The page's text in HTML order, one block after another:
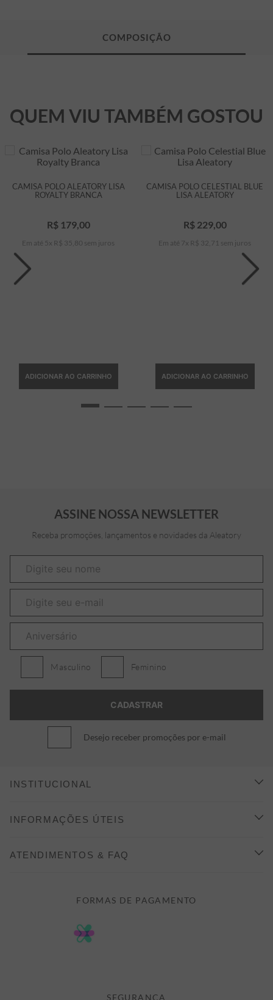
QUEM VIU TAMBÉM GOSTOU
CAMISA POLO ALEATORY LISA
ROYALTY BRANCA
R$ 179,00
Em até 5 x R$ 35 80 sem juros
ADICIONAR AO CARRINHO
CAMISA POLO CELESTIAL BLUE
LISA ALEATORY
R$ 229,00
Em até 7 x R$ 32 71 sem juros
ADICIONAR AO CARRINHO
ASSINE NOSSA NEWSLETTER
Receba promoções, lançamentos e novidades da Aleatory
Masculino Feminino
Desejo receber promoções por e-mail
INSTITUCIONAL
CONHEÇA A ALEATORY
INFORMAÇÕES ÚTEIS
FORMAS DE PAGAMENTO
POLÍTICA DE PRIVACIDADE
ATENDIMENTOS & FAQ
ATENDIMENTO@ALEATORYSTORE.COM.BR
FORMAS DE PAGAMENTO
SEGURANÇA